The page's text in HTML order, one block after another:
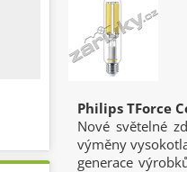
Philips TForce
Nové světelné
výměny
generace